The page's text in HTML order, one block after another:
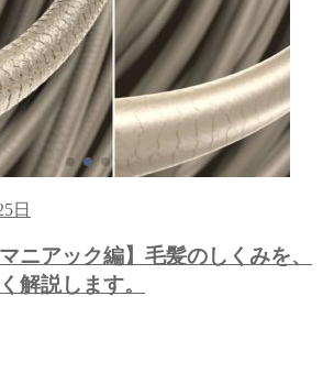
日
ニアック編】毛髪のしくみを、
解説します。